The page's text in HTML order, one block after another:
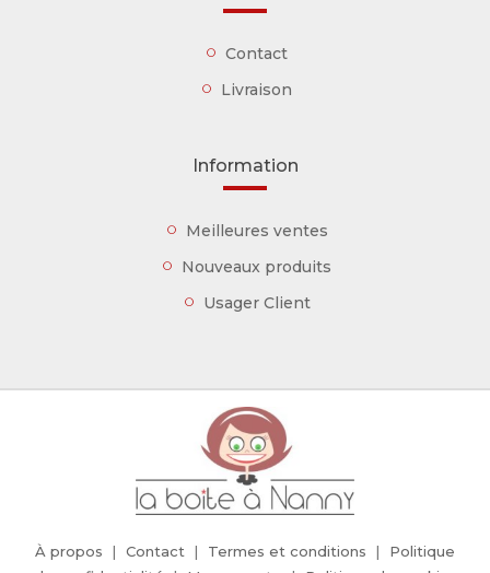
Contact
Livraison
Information
Meilleures ventes
Nouveaux produits
Usager Client
À propos Contact Termes et conditions
Politique